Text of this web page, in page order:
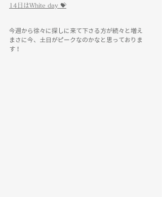
14日はWhite day 💝
今週から徐々に探しに来て下さる方が続々と増え
まさに今、土日がピークなのかなと思っておりま
す！